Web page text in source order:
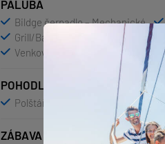
PALUBA
Bildge čerpadlo – Mechanické
Grill/Barbecue/Plancha
Venkovní sprcha na zádi
POHODLÍ
Polštáře Povlečení
ZÁBAVA